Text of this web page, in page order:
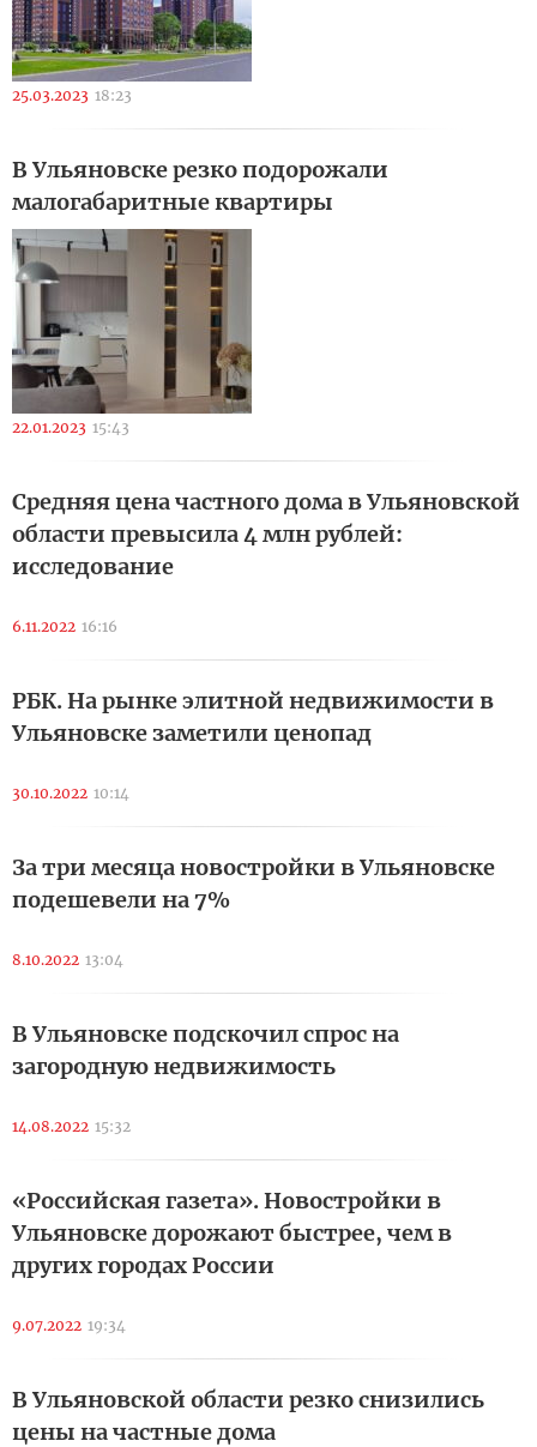
25.03.2023 18:23
В Ульяновске резко подорожали
малогабаритные квартиры
22.01.2023 15:43
Cредняя цена частного дома в Ульяновской
области превысила 4 млн рублей:
исследование
6.11.2022 16:16
РБК. На рынке элитной недвижимости в
Ульяновске заметили ценопад
30.10.2022 10:14
За три месяца новостройки в Ульяновске
подешевели на 7%
8.10.2022 13:04
В Ульяновске подскочил спрос на
загородную недвижимость
14.08.2022 15:32
«Российская газета». Новостройки в
Ульяновске дорожают быстрее, чем в
других городах России
9.07.2022 19:34
В Ульяновской области резко снизились
цены на частные дома